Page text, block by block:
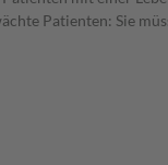
Patienten: Sie